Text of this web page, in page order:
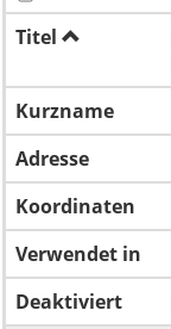
Titel
Kurzname
Adresse
Koordinaten
Verwendet in
Deaktiviert